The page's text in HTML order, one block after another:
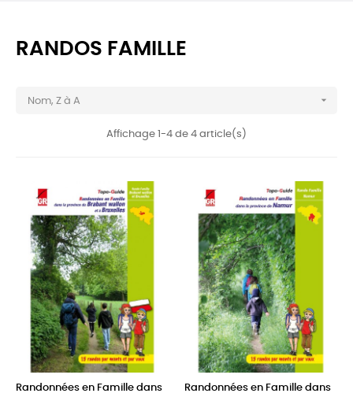
RANDOS FAMILLE
Nom, Z à A 
Affichage 1-4 de 4 article(s)
Randonnées en Famille dans
Randonnées en Famille dans